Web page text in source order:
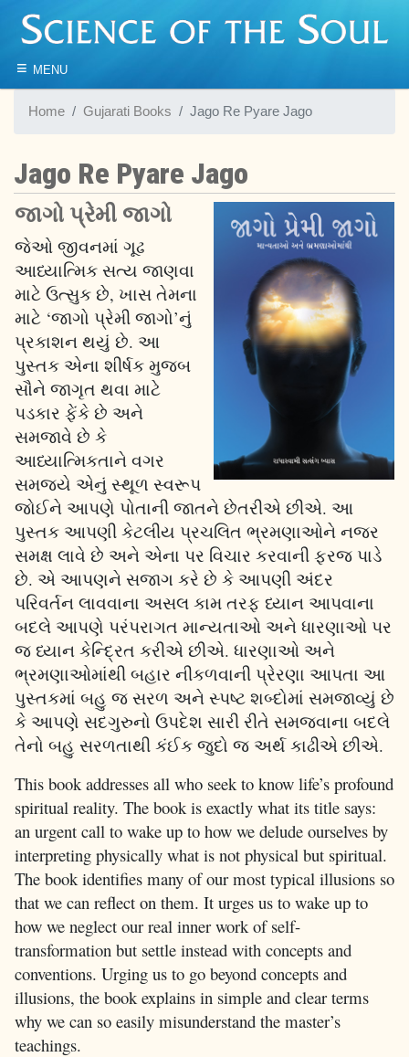
≡ MENU
Home Gujarati Books Jago Re Pyare Jago
Jago Re Pyare Jago
જાગો પ્રેમી જાગો
જેઓ જીવનમાં ગૂઢ
આધ્યાત્મિક સત્ય જાણવા
માટે ઉત્સુક છે, ખાસ તેમના
માટે ‘જાગો પ્રેમી જાગો’નું
પ્રકાશન થયું છે. આ
પુસ્તક એના શીર્ષક મુજબ
સૌને જાગૃત થવા માટે
પડકાર ફેંકે છે અને
સમજાવે છે કે
આધ્યાત્મિકતાને વગર
સમજ્યે એનું સ્થૂળ સ્વરૂપ
જોઈને આપણે પોતાની જાતને છેતરીએ છીએ. આ
પુસ્તક આપણી કેટલીય પ્રચલિત ભ્રમણાઓને નજર
સમક્ષ લાવે છે અને એના પર વિચાર કરવાની ફરજ પાડે
છે. એ આપણને સજાગ કરે છે કે આપણી અંદર
પરિવર્તન લાવવાના અસલ કામ તરફ ધ્યાન આપવાના
બદલે આપણે પરંપરાગત માન્યતાઓ અને ધારણાઓ પર
જ ધ્યાન કેન્દ્રિત કરીએ છીએ. ધારણાઓ અને
ભ્રમણાઓમાંથી બહાર નીકળવાની પ્રેરણા આપતા આ
પુસ્તકમાં બહુ જ સરળ અને સ્પષ્ટ શબ્દોમાં સમજાવ્યું છે
કે આપણે સદગુરુનો ઉપદેશ સારી રીતે સમજવાના બદલે
તેનો બહુ સરળતાથી કંઈક જુદો જ અર્થ કાઢીએ છીએ.
This book addresses all who seek to know life’s profound
spiritual reality. The book is exactly what its title says:
an urgent call to wake up to how we delude ourselves by
interpreting physically what is not physical but spiritual.
The book identifies many of our most typical illusions so
that we can reflect on them. It urges us to wake up to
how we neglect our real inner work of self-
transformation but settle instead with concepts and
conventions. Urging us to go beyond concepts and
illusions, the book explains in simple and clear terms
why we can so easily misunderstand the master’s
teachings.